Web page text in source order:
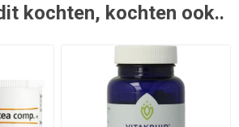
kochten, kochten ook..